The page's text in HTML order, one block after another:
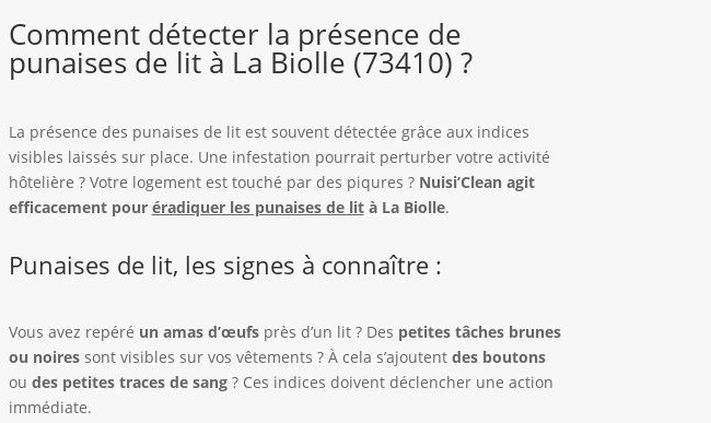
Comment détecter la présence de
punaises de lit à La Biolle (73410) ?
La présence des punaises de lit est souvent détectée grâce aux indices
visibles laissés sur place. Une infestation pourrait perturber votre activité
hôtelière ? Votre logement est touché par des piqures ? Nuisi’Clean agit
efficacement pour éradiquer les punaises de lità La Biolle.
Punaises de lit, les signes à connaître :
Vous avez repéré un amas d’œufsprès d’un lit ? Des petites tâches brunes
ou noiressont visibles sur vos vêtements ? À cela s’ajoutent des boutons
ou des petites traces de sang? Ces indices doivent déclencher une action
immédiate.